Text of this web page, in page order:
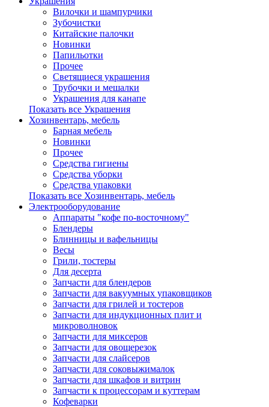
Вилочки и шампурчики
Зубочистки
Китайские палочки
Новинки
Папильотки
Прочее
Светящиеся украшения
Трубочки и мешалки
Украшения для канапе
Показать все Украшения
Хозинвентарь, мебель
Барная мебель
Новинки
Прочее
Средства гигиены
Средства уборки
Средства упаковки
Показать все Хозинвентарь, мебель
Электрооборудование
Аппараты "кофе по-восточному"
Блендеры
Блинницы и вафельницы
Весы
Грили, тостеры
Для десерта
Запчасти для блендеров
Запчасти для вакуумных упаковщиков
Запчасти для грилей и тостеров
Запчасти для индукционных плит и
микроволновок
Запчасти для миксеров
Запчасти для овощерезок
Запчасти для слайсеров
Запчасти для соковыжималок
Запчасти для шкафов и витрин
Запчасти к процессорам и куттерам
Кофеварки